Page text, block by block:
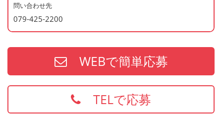
＜歓迎資格＞
・調理師免許
・防火管理
・食品衛生責任者
お持ちでない方でもご応募歓迎です
問い合わせ先
079-425-2200
WEBで簡単応募
TELで応募